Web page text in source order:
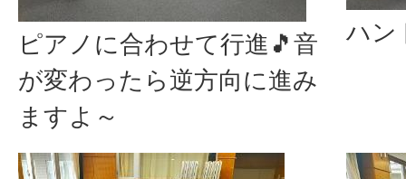
ピアノに合わせて行進🎵音
が変わったら逆方向に進み
ますよ～
ハン